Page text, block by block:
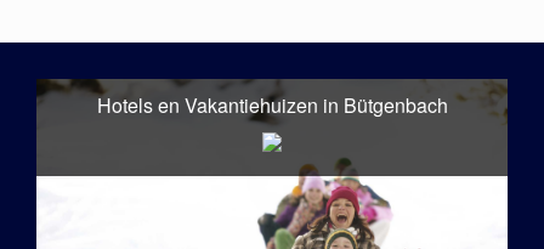
Hotels en Vakantiehuizen in Bütgenbach